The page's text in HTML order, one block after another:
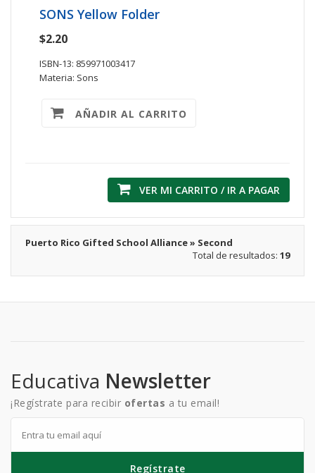
SONS Yellow Folder
$2.20
ISBN-13: 859971003417
Materia: Sons
AÑADIR AL CARRITO
VER MI CARRITO / IR A PAGAR
Puerto Rico Gifted School Alliance » Second
Total de resultados: 19
Educativa Newsletter
¡Regístrate para recibir ofertas a tu email!
Regístrate